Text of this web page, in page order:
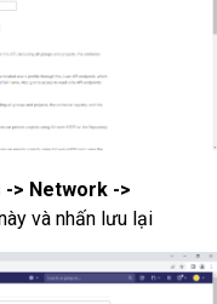
> Network ->
và nhấn lưu lại